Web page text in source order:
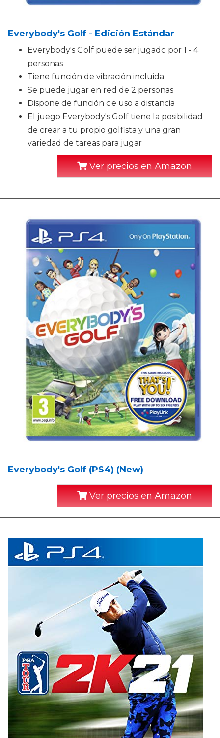
Everybody's Golf - Edición Estándar
Everybody's Golf puede ser jugado por 1 - 4
personas
Tiene función de vibración incluida
Se puede jugar en red de 2 personas
Dispone de función de uso a distancia
El juego Everybody's Golf tiene la posibilidad
de crear a tu propio golfista y una gran
variedad de tareas para jugar
Ver precios en Amazon
Everybody's Golf (PS4) (New)
Ver precios en Amazon